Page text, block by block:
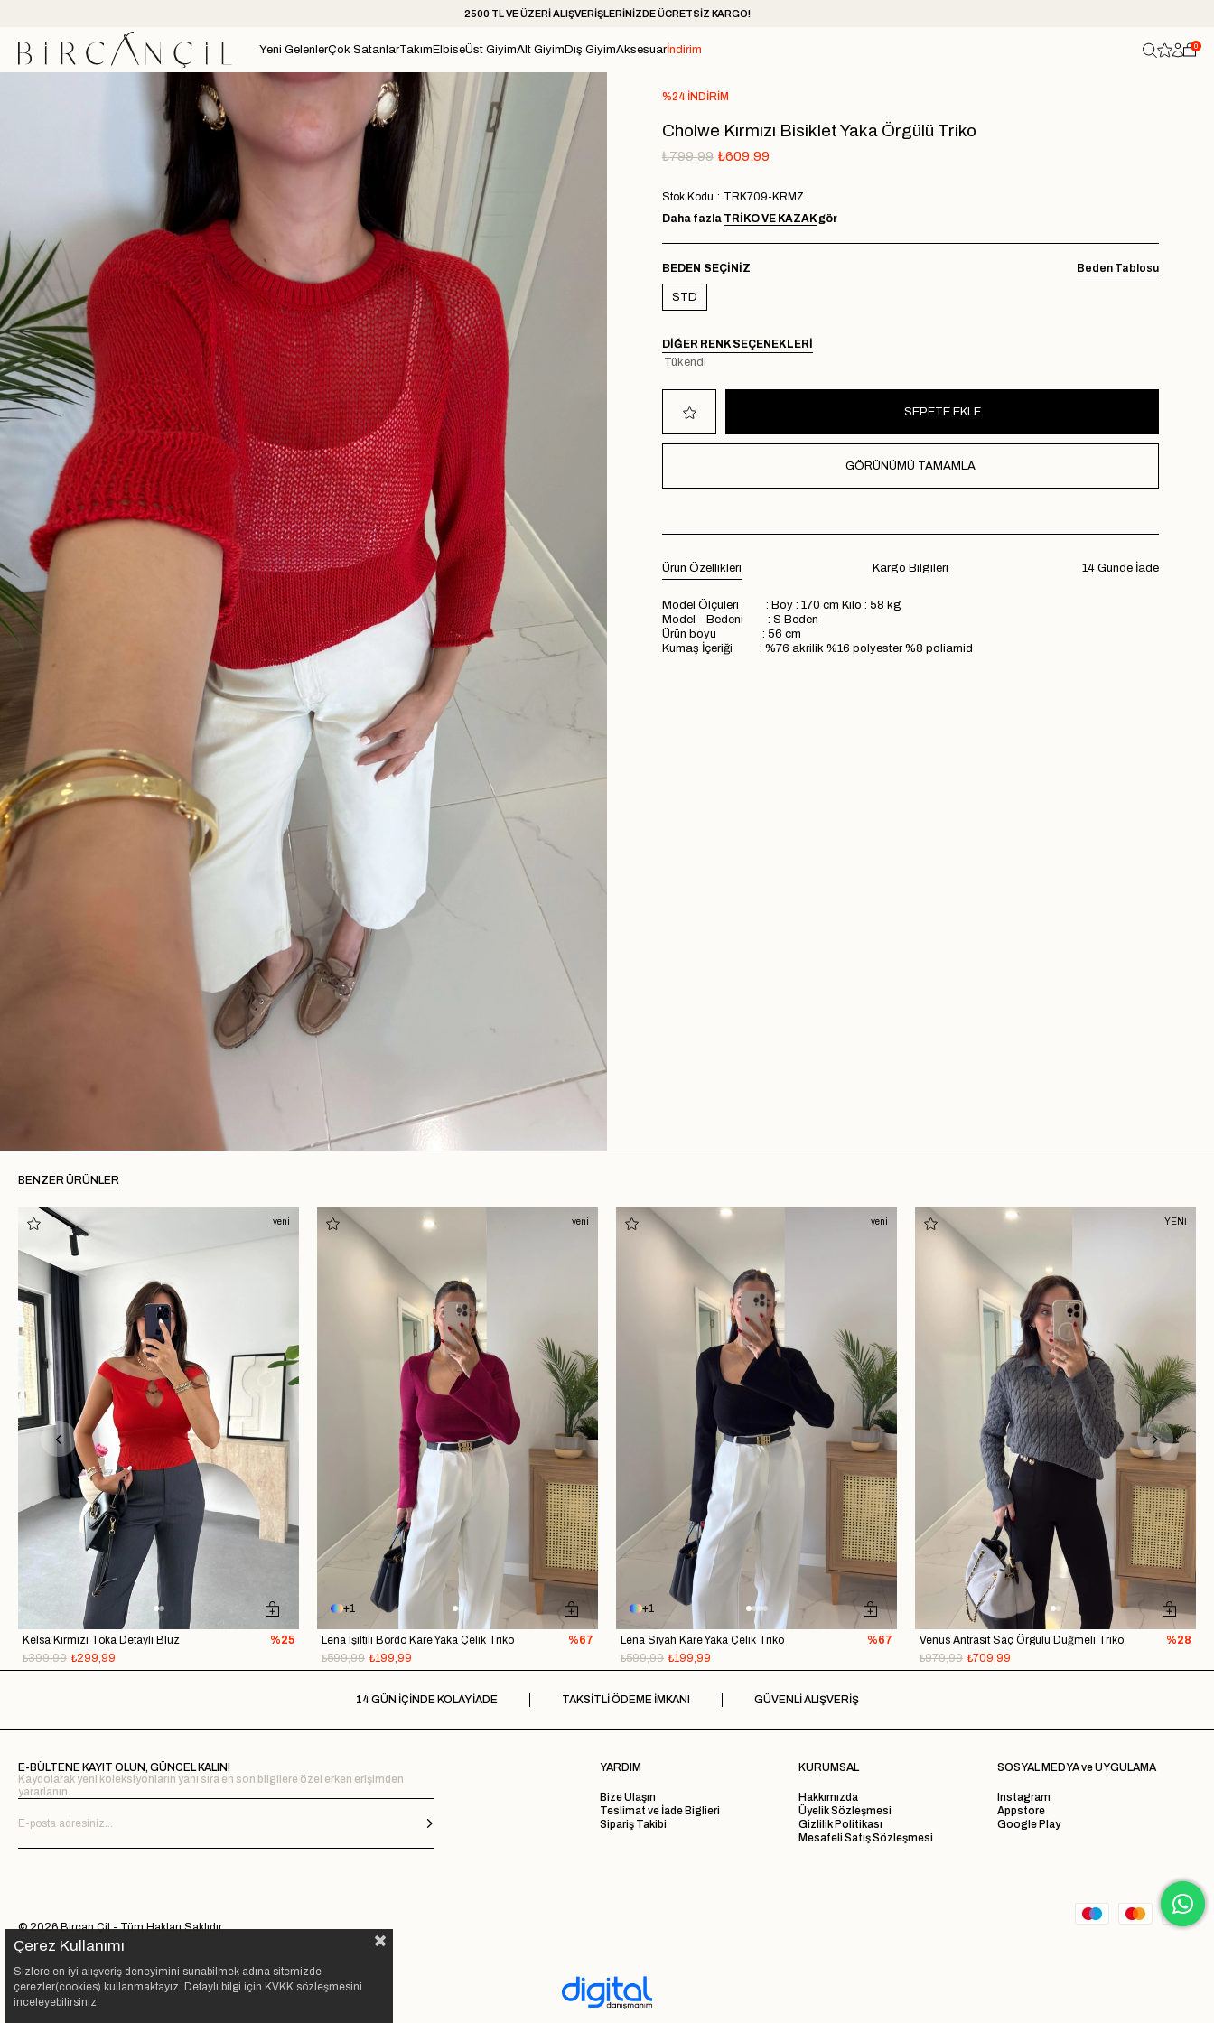
2500 TL VE ÜZERİ ALIŞVERİŞLERİNİZDE ÜCRETSİZ KARGO!
Yeni GelenlerÇok SatanlarTakım ElbiseÜst GiyimAlt Giyim Dış GiyimAksesuarİndirim 0
%24 İNDIRIM
Cholwe Kırmızı Bisiklet Yaka Örgülü Triko
₺799,99 ₺609,99
Stok Kodu
TRK709-KRMZ
Daha fazla TRIKO VE KAZAKgör
Beden Tablosu
BEDEN
STD
DIĞER RENK SEÇENEKLERI
Tükendi
GÖRÜNÜMÜ TAMAMLA
Ürün Özellikleri 14 Günde İade
Kargo Bilgileri
Model Ölçüleri : Boy : 170 cm Kilo : 58 kg
Model Bedeni : S Beden
Ürün boyu : 56 cm
Kumaş İçeriği : %76 akrilik %16 polyester %8 poliamid
BENZER ÜRÜNLER
Kelsa Kırmızı Toka Detaylı Bluz
₺299,99
₺399,99
%25
yeni
1
Lena Işıltılı Bordo Kare Yaka Çelik Triko
₺199,99
₺599,99
%67
yeni
1
Lena Siyah Kare Yaka Çelik Triko
₺199,99
₺599,99
%67
yeni
Venüs Antrasit Saç Örgülü Düğmeli Triko
₺709,99
₺979,99
%28
YENİ
14 GÜN İÇİNDE KOLAY İADE TAKSİTLİ ÖDEME İMKANI GÜVENLİ ALIŞVERİŞ
E-BÜLTENE KAYIT OLUN, GÜNCEL KALIN!
Kaydolarak yeni koleksiyonların yanı sıra en son bilgilere özel erken erişimden
yararlanın.
YARDIM
Bize Ulaşın
Teslimat ve İade Biglieri
Sipariş Takibi
KURUMSAL
Hakkımızda
Üyelik Sözleşmesi
Gizlilik Politikası
Mesafeli Satış Sözleşmesi
SOSYAL MEDYA ve UYGULAMA
Instagram
Appstore
Google Play
© 2026 Bircan Çil - Tüm Hakları Saklıdır.
Çerez Kullanımı
Sizlere en iyi alışveriş deneyimini sunabilmek adına sitemizde
çerezler(cookies) kullanmaktayız. Detaylı bilgi için KVKK sözleşmesini
inceleyebilirsiniz.